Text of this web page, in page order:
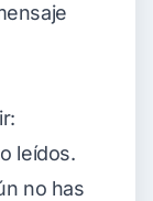
leídos.
no has